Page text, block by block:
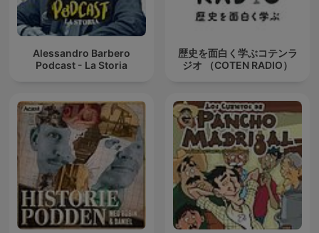
Alessandro Barbero
Podcast - La Storia
歴史を面白く学ぶコテンラ
ジオ （COTEN RADIO）